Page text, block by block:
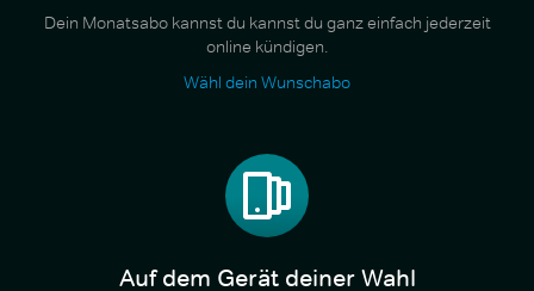
Dein Monatsabo kannst du kannst du ganz einfach jederzeit
online kündigen.
Wähl dein Wunschabo
Auf dem Gerät deiner Wahl